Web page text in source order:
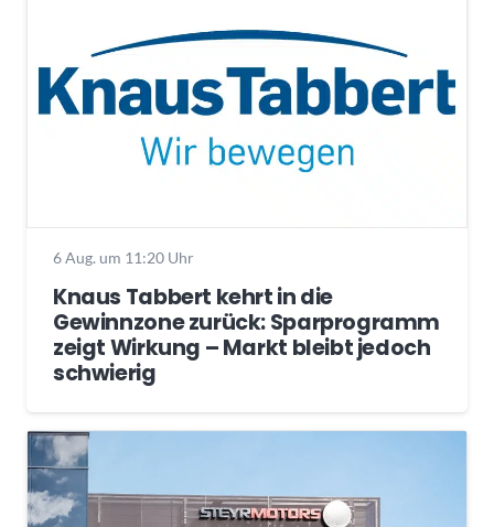
6 Aug. um 11:20 Uhr
Knaus Tabbert kehrt in die
Gewinnzone zurück: Sparprogramm
zeigt Wirkung – Markt bleibt jedoch
schwierig